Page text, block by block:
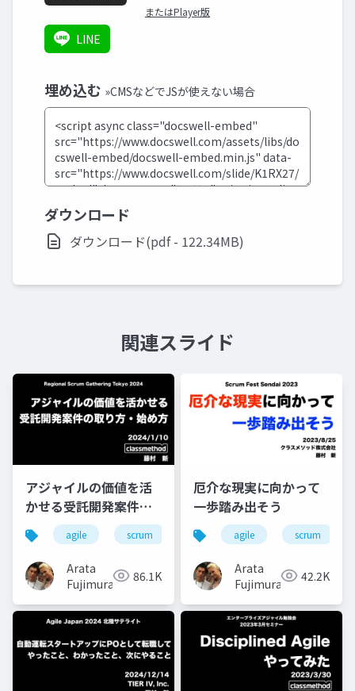
またはPlayer版
LINE
埋め込む »CMSなどでJSが使えない場合
ダウンロード
ダウンロード(pdf - 122.34MB)
関連スライド
アジャイルの価値を活
かせる受託開発案件の
取り方・始め方
agile scrum
Arata
Fujimura
86.1K
厄介な現実に向かって
一歩踏み出そう
agile scrum
Arata
Fujimura
42.2K